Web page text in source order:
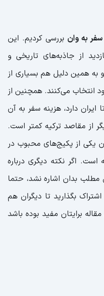
سفر به وان بررسی کردیم. این
از جاذبه‌های تاریخی و
همین دلیل هم بسیاری از
انتخاب می‌کنند. همچنین از
دارد، هزینه سفر به آن
از مقاصد ترکیه کمتر است.
یکی از پکیج‌های محبوب در
اگر نکته دیگری درباره
بدان اشاره نشد، حتما
بگذارید تا دیگران هم
برایتان مفید بوده باشد